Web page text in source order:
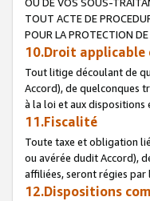
TOUT ACTE DE
POUR LA PROTECTION
10.Droit
Tout litige découlant de
Accord), de quelconques
à la loi et aux dispositions
11.Fiscalité
Toute taxe et obligation
ou avérée dudit Accord),
affiliées, seront régies par
12.Dispositions